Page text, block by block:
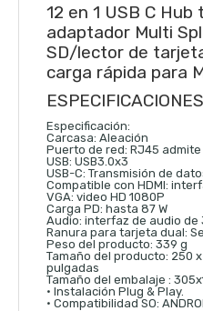
12 en 1 USB C Hub
adaptador Multi
SD/lector de
carga rápida para
ESPECIFICACIONES
Especificación:
Carcasa: Aleación
Puerto de red: RJ45 admite
USB: USB3.0x3
USB-C: Transmisión de
Compatible con HDMI:
VGA: video HD 1080P
Carga PD: hasta 87 W
Audio: interfaz de audio de
Ranura para tarjeta dual:
Peso del producto: 339 g
Tamaño del producto: 250 x
pulgadas
Tamaño del embalaje :
• Instalación Plug & Play.
• Compatibilidad SO: